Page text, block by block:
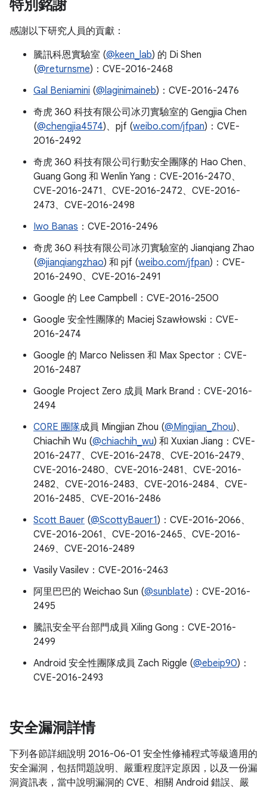
特別銘謝
感謝以下研究人員的貢獻：
騰訊科恩實驗室 (@keen_lab) 的 Di Shen
(@returnsme)：CVE-2016-2468
Gal Beniamini (@laginimaineb)：CVE-2016-2476
奇虎 360 科技有限公司冰刃實驗室的 Gengjia Chen
(@chengjia4574)、pjf (weibo.com/jfpan)：CVE-
2016-2492
奇虎 360 科技有限公司行動安全團隊的 Hao Chen、
Guang Gong 和 Wenlin Yang：CVE-2016-2470、
CVE-2016-2471、CVE-2016-2472、CVE-2016-
2473、CVE-2016-2498
Iwo Banas ：CVE-2016-2496
奇虎 360 科技有限公司冰刃實驗室的 Jianqiang Zhao
(@jianqiangzhao) 和 pjf (weibo.com/jfpan)：CVE-
2016-2490、CVE-2016-2491
Google 的 Lee Campbell：CVE-2016-2500
Google 安全性團隊的 Maciej Szawłowski：CVE-
2016-2474
Google 的 Marco Nelissen 和 Max Spector：CVE-
2016-2487
Google Project Zero 成員 Mark Brand：CVE-2016-
2494
C0RE 團隊成員 Mingjian Zhou (@Mingjian_Zhou)、
Chiachih Wu (@chiachih_wu) 和 Xuxian Jiang：CVE-
2016-2477、CVE-2016-2478、CVE-2016-2479、
CVE-2016-2480、CVE-2016-2481、CVE-2016-
2482、CVE-2016-2483、CVE-2016-2484、CVE-
2016-2485、CVE-2016-2486
Scott Bauer (@ScottyBauer1)：CVE-2016-2066、
CVE-2016-2061、CVE-2016-2465、CVE-2016-
2469、CVE-2016-2489
Vasily Vasilev：CVE-2016-2463
阿里巴巴的 Weichao Sun (@sunblate)：CVE-2016-
2495
騰訊安全平台部門成員 Xiling Gong：CVE-2016-
2499
Android 安全性團隊成員 Zach Riggle (@ebeip90)：
CVE-2016-2493
安全漏洞詳情
下列各節詳細說明 2016-06-01 安全性修補程式等級適用的
安全漏洞，包括問題說明、嚴重程度評定原因，以及一份漏
洞資訊表，當中說明漏洞的 CVE、相關 Android 錯誤、嚴